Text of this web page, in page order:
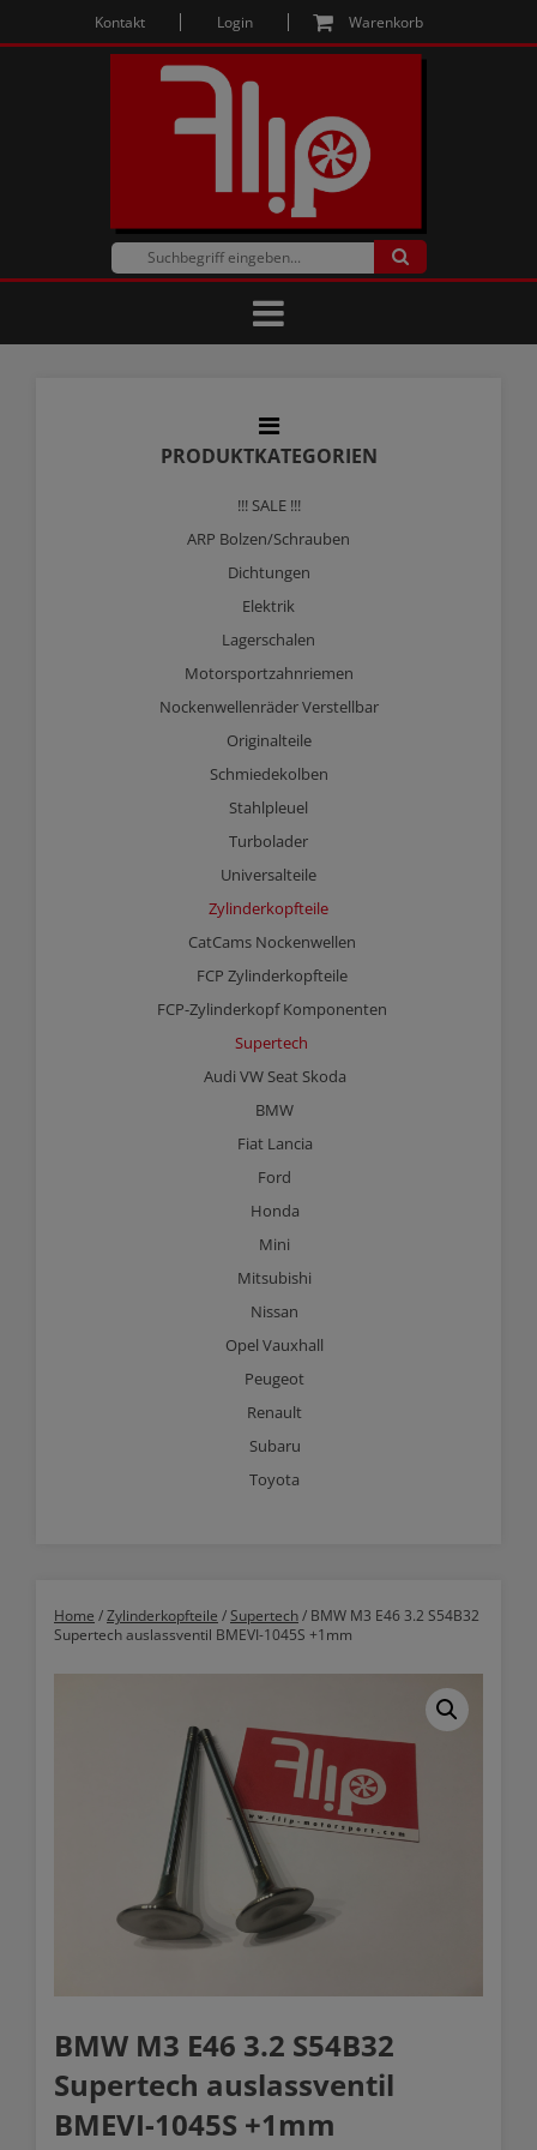
Kontakt Login Warenkorb
PRODUKTKATEGORIEN
!!! SALE !!!
ARP Bolzen/Schrauben
Dichtungen
Elektrik
Lagerschalen
Motorsportzahnriemen
Nockenwellenräder Verstellbar
Originalteile
Schmiedekolben
Stahlpleuel
Turbolader
Universalteile
Zylinderkopfteile
CatCams Nockenwellen
FCP Zylinderkopfteile
FCP-Zylinderkopf Komponenten
Supertech
Audi VW Seat Skoda
BMW
Fiat Lancia
Ford
Honda
Mini
Mitsubishi
Nissan
Opel Vauxhall
Peugeot
Renault
Subaru
Toyota
Home /Zylinderkopfteile /Supertech/ BMW M3 E46 3.2 S54B32
Supertech auslassventil BMEVI-1045S +1mm
BMW M3 E46 3.2 S54B32
Supertech auslassventil
BMEVI-1045S +1mm